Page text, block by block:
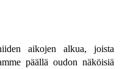
aikojen alkua, joista
päällä oudon näköisiä